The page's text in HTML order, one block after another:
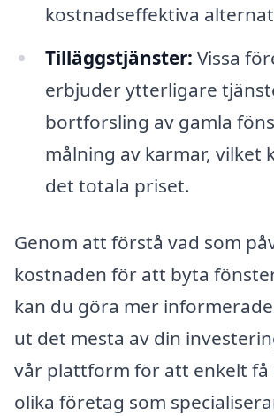
kostnadseffektiva
Tilläggstjänster: Vissa
erbjuder ytterligare
bortforsling av gamla
målning av karmar, vilket
det totala priset.
Genom att förstå vad som
kostnaden för att byta
kan du göra mer
ut det mesta av din
vår plattform för att enkelt
olika företag som